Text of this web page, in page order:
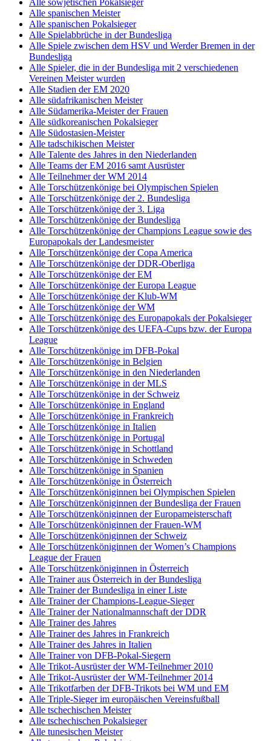
Alle spanischen Meister
Alle spanischen Pokalsieger
Alle Spielabbrüche in der Bundesliga
Alle Spiele zwischen dem HSV und Werder Bremen in der
Bundesliga
Alle Spieler, die in der Bundesliga mit 2 verschiedenen
Vereinen Meister wurden
Alle Stadien der EM 2020
Alle südafrikanischen Meister
Alle Südamerika-Meister der Frauen
Alle südkoreanischen Pokalsieger
Alle Südostasien-Meister
Alle tadschikischen Meister
Alle Talente des Jahres in den Niederlanden
Alle Teams der EM 2016 samt Ausrüster
Alle Teilnehmer der WM 2014
Alle Torschützenkönige bei Olympischen Spielen
Alle Torschützenkönige der 2. Bundesliga
Alle Torschützenkönige der 3. Liga
Alle Torschützenkönige der Bundesliga
Alle Torschützenkönige der Champions League sowie des
Europapokals der Landesmeister
Alle Torschützenkönige der Copa America
Alle Torschützenkönige der DDR-Oberliga
Alle Torschützenkönige der EM
Alle Torschützenkönige der Europa League
Alle Torschützenkönige der Klub-WM
Alle Torschützenkönige der WM
Alle Torschützenkönige des Europapokals der Pokalsieger
Alle Torschützenkönige des UEFA-Cups bzw. der Europa
League
Alle Torschützenkönige im DFB-Pokal
Alle Torschützenkönige in Belgien
Alle Torschützenkönige in den Niederlanden
Alle Torschützenkönige in der MLS
Alle Torschützenkönige in der Schweiz
Alle Torschützenkönige in England
Alle Torschützenkönige in Frankreich
Alle Torschützenkönige in Italien
Alle Torschützenkönige in Portugal
Alle Torschützenkönige in Schottland
Alle Torschützenkönige in Schweden
Alle Torschützenkönige in Spanien
Alle Torschützenkönige in Österreich
Alle Torschützenköniginnen bei Olympischen Spielen
Alle Torschützenköniginnen der Bundesliga der Frauen
Alle Torschützenköniginnen der Europameisterschaft
Alle Torschützenköniginnen der Frauen-WM
Alle Torschützenköniginnen der Schweiz
Alle Torschützenköniginnen der Women’s Champions
League der Frauen
Alle Torschützenköniginnen in Österreich
Alle Trainer aus Österreich in der Bundesliga
Alle Trainer der Bundesliga in einer Liste
Alle Trainer der Champions-League-Sieger
Alle Trainer der Nationalmannschaft der DDR
Alle Trainer des Jahres
Alle Trainer des Jahres in Frankreich
Alle Trainer des Jahres in Italien
Alle Trainer von DFB-Pokal-Siegern
Alle Trikot-Ausrüster der WM-Teilnehmer 2010
Alle Trikot-Ausrüster der WM-Teilnehmer 2014
Alle Trikotfarben der DFB-Trikots bei WM und EM
Alle Triple-Sieger im europäischen Vereinsfußball
Alle tschechischen Meister
Alle tschechischen Pokalsieger
Alle tunesischen Meister